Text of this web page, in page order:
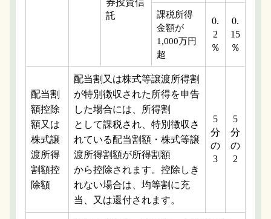
託
課税所得
金額が
1,000万円
超
0.
2
％
0.
15
％
配当割
額控除
額又は
株式譲
渡所得
割額控
除額
配当割又は株式等譲渡所得割
が特別徴収された所得を申告
した場合には、所得割
として課税され、特別徴収さ
れている配当割額・株式等譲
渡所得割額が所得割額
から控除されます。控除しき
れない場合は、均等割に充
当、又は還付されます。
5
分
の
3
5
分
の
2